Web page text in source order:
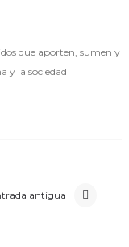
que aporten, sumen y
y la sociedad
antigua